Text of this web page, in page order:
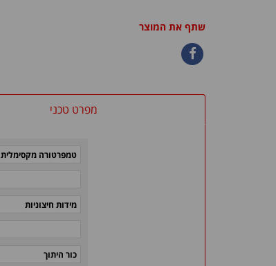
שתף את המוצר
מפרט טכני
טמפרטורה מקסימלית
מידות חיצוניות
כור היתוך